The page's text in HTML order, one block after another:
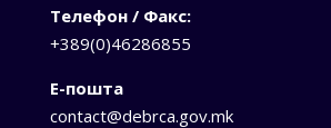
Телефон / Факс:
+389(0)46286855
Е-пошта
contact@debrca.gov.mk